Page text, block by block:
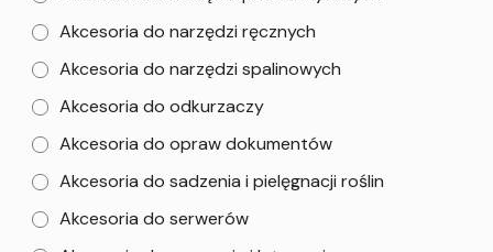
Akcesoria do narzędzi ręcznych
Akcesoria do narzędzi spalinowych
Akcesoria do odkurzaczy
Akcesoria do opraw dokumentów
Akcesoria do sadzenia i pielęgnacji roślin
Akcesoria do serwerów